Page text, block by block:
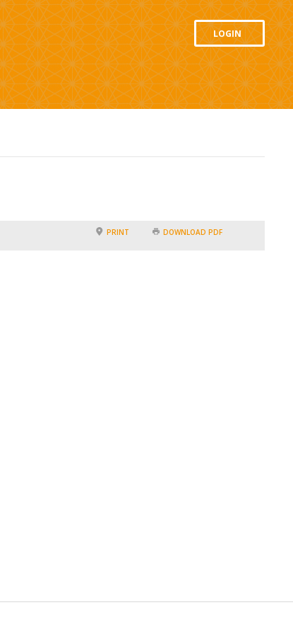
LOGIN
PRINT DOWNLOAD PDF